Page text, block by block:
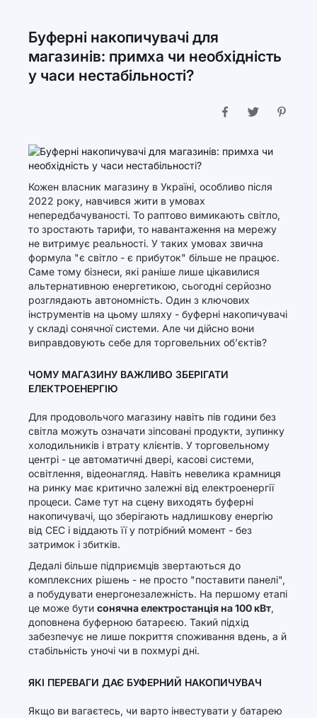
Буферні накопичувачі для
магазинів: примха чи необхідність
у часи нестабільності?
Кожен власник магазину в Україні, особливо після
2022 року, навчився жити в умовах
непередбачуваності. То раптово вимикають світло,
то зростають тарифи, то навантаження на мережу
не витримує реальності. У таких умовах звична
формула "є світло - є прибуток" більше не працює.
Саме тому бізнеси, які раніше лише цікавилися
альтернативною енергетикою, сьогодні серйозно
розглядають автономність. Один з ключових
інструментів на цьому шляху - буферні накопичувачі
у складі сонячної системи. Але чи дійсно вони
виправдовують себе для торговельних об’єктів?
ЧОМУ МАГАЗИНУ ВАЖЛИВО ЗБЕРІГАТИ
ЕЛЕКТРОЕНЕРГІЮ
Для продовольчого магазину навіть пів години без
світла можуть означати зіпсовані продукти, зупинку
холодильників і втрату клієнтів. У торговельному
центрі - це автоматичні двері, касові системи,
освітлення, відеонагляд. Навіть невелика крамниця
на ринку має критично залежні від електроенергії
процеси. Саме тут на сцену виходять буферні
накопичувачі, що зберігають надлишкову енергію
від СЕС і віддають її у потрібний момент - без
затримок і збитків.
Дедалі більше підприємців звертаються до
комплексних рішень - не просто "поставити панелі",
а побудувати енергонезалежність. На першому етапі
це може бути сонячна електростанція на 100 кВт,
доповнена буферною батареєю. Такий підхід
забезпечує не лише покриття споживання вдень, а й
стабільність уночі чи в похмурі дні.
ЯКІ ПЕРЕВАГИ ДАЄ БУФЕРНИЙ НАКОПИЧУВАЧ
Якщо ви вагаєтесь, чи варто інвестувати у батарею